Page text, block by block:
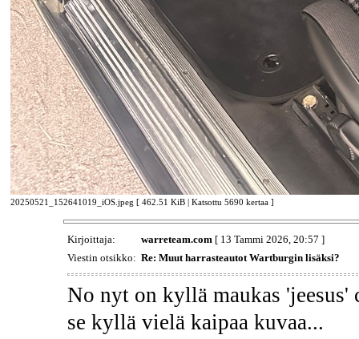
20250521_152641019_iOS.jpeg [ 462.51 KiB | Katsottu 5690 kertaa ]
Kirjoittaja: warreteam.com [ 13 Tammi 2026, 20:57 ]
Viestin otsikko: Re: Muut harrasteautot Wartburgin lisäksi?
No nyt on kyllä maukas
se kyllä vielä kaipaa kuvaa...